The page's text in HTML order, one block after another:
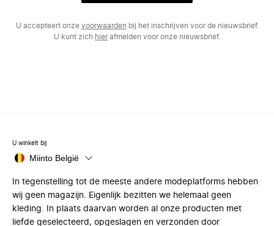
U accepteert onze voorwaarden bij het inschrijven voor de nieuwsbrief.
U kunt zich hierafmelden voor onze nieuwsbrief.
U winkelt bij
Miinto België
In tegenstelling tot de meeste andere modeplatforms hebben
wij geen magazijn. Eigenlijk bezitten we helemaal geen
kleding. In plaats daarvan worden al onze producten met
liefde geselecteerd, opgeslagen en verzonden door